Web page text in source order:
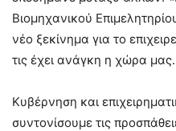
Βιομηχανικού
νέο ξεκίνημα για το
τις έχει ανάγκη η χώρα μας.
Κυβέρνηση και
συντονίσουμε τις